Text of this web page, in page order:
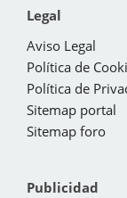
Legal
Aviso Legal
Política de
Política de
Sitemap portal
Sitemap foro
Publicidad